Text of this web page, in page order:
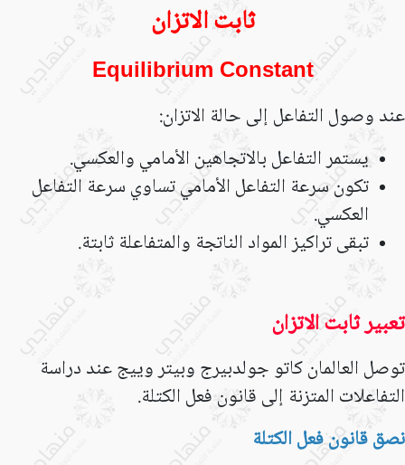
ثابت الاتزان
Equilibrium Constant
عند وصول التفاعل إلى حالة الاتزان:
يستمر التفاعل بالاتجاهين الأمامي والعكسي.
تكون سرعة التفاعل الأمامي تساوي سرعة التفاعل
العكسي.
تبقى تراكيز المواد الناتجة والمتفاعلة ثابتة.
تعبير ثابت الاتزان
توصل العالمان كاتو جولدبيرج وبيتر وييج عند دراسة
التفاعلات المتزنة إلى قانون فعل الكتلة.
نصق قانون فعل الكتلة